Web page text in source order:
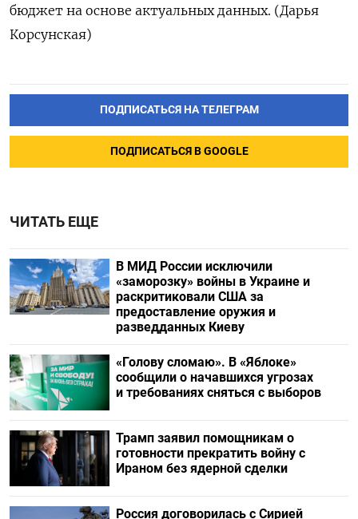
бюджет на основе актуальных данных. (Дарья
Корсунская)
ПОДПИСАТЬСЯ НА ТЕЛЕГРАМ
ПОДПИСАТЬСЯ В GOOGLE
ЧИТАТЬ ЕЩЕ
В МИД России исключили
«заморозку» войны в Украине и
раскритиковали США за
предоставление оружия и
разведданных Киеву
«Голову сломаю». В «Яблоке»
сообщили о начавшихся угрозах
и требованиях сняться с выборов
Трамп заявил помощникам о
готовности прекратить войну с
Ираном без ядерной сделки
Россия договорилась с Сирией